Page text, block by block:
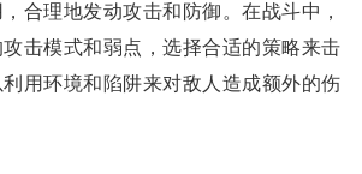
合理地发动攻击和防御。在战斗中，
击模式和弱点，选择合适的策略来击
用环境和陷阱来对敌人造成额外的伤